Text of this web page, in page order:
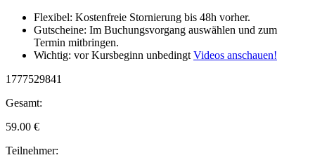
Flexibel: Kostenfreie Stornierung bis 48h vorher.
Gutscheine: Im Buchungsvorgang auswählen und zum
Termin mitbringen.
Wichtig: vor Kursbeginn unbedingt Videos anschauen!
1777529841
Gesamt:
59.00 €
Teilnehmer: